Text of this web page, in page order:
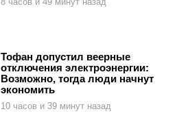
Тофан допустил веерные
отключения электроэнергии:
Возможно, тогда люди начнут
экономить
10 часов и 39 минут назад